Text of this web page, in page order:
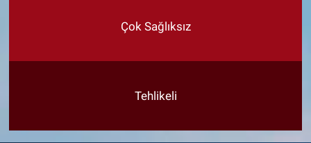
Çok Sağlıksız
Tehlikeli